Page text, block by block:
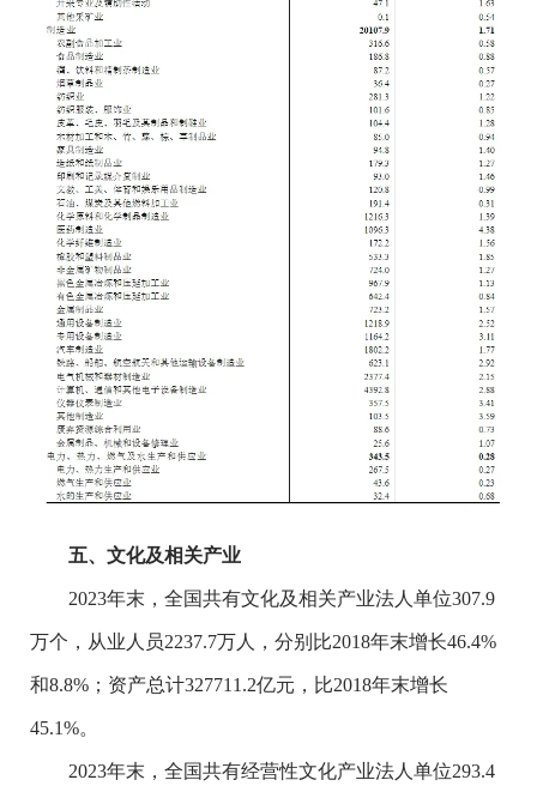
五、文化及相关产业
2023年末，全国共有文化及相关产业法人单位307.9
万个，从业人员2237.7万人，分别比2018年末增长46.4%
和8.8% ；资产总计327711.2亿元，比2018年末增长
45.1%。
2023年末，全国共有经营性文化产业法人单位293.4